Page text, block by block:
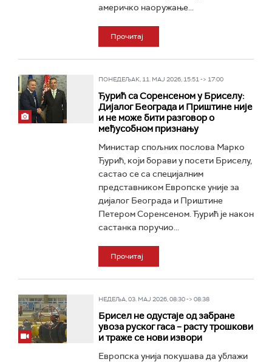
америчко наоружање...
Прочитај
ПОНЕДЕЉАК, 11. МАЈ 2026, 15:51 -> 17:00
Ђурић са Соренсеном у Бриселу:
Дијалог Београда и Приштине није
и не може бити разговор о
међусобном признању
Министар спољних послова Марко
Ђурић, који борави у посети Бриселу,
састао се са специјалним
представником Европске уније за
дијалог Београда и Приштине
Петером Соренсеном. Ђурић је након
састанка поручио...
Прочитај
НЕДЕЉА, 03. МАЈ 2026, 08:30 -> 08:38
Брисел не одустаје од забране
увоза руског гаса – расту трошкови
и траже се нови извори
Европска унија покушава да ублажи